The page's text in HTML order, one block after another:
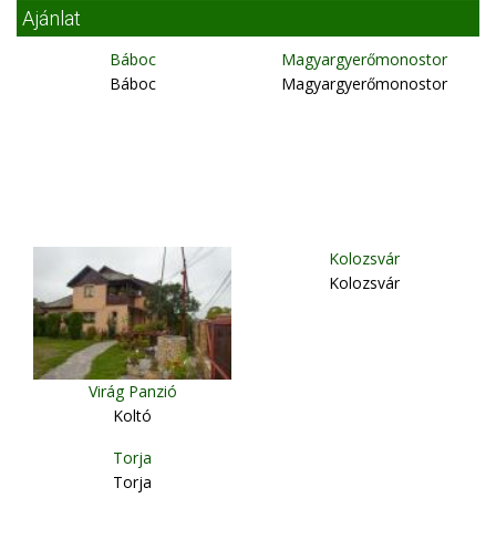
Ajánlat
Báboc
Báboc
Magyargyerőmonostor
Magyargyerőmonostor
Virág Panzió
Koltó
Kolozsvár
Kolozsvár
Torja
Torja